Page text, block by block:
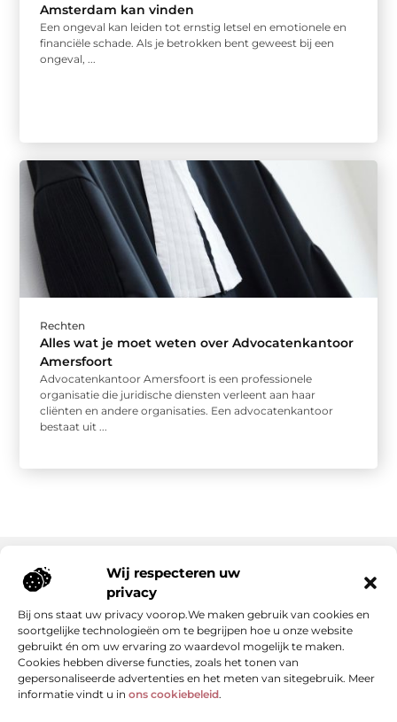
Wij respecteren uw
privacy
Bij ons staat uw privacy voorop.We maken gebruik van cookies en
soortgelijke technologieën om te begrijpen hoe u onze website
gebruikt én om uw ervaring zo waardevol mogelijk te maken.
Cookies hebben diverse functies, zoals het tonen van
gepersonaliseerde advertenties en het meten van sitegebruik. Meer
informatie vindt u in ons cookiebeleid.
Amsterdam kan vinden
Een ongeval kan leiden tot ernstig letsel en emotionele en
financiële schade. Als je betrokken bent geweest bij een
ongeval, ...
Rechten
Alles wat je moet weten over Advocatenkantoor
Amersfoort
Advocatenkantoor Amersfoort is een professionele
organisatie die juridische diensten verleent aan haar
cliënten en andere organisaties. Een advocatenkantoor
bestaat uit ...
Onze informatie